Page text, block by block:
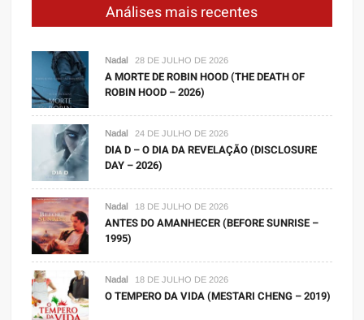
Análises mais recentes
Nadal 28 DE JULHO DE 2026
A MORTE DE ROBIN HOOD (THE DEATH OF
ROBIN HOOD – 2026)
Nadal 24 DE JULHO DE 2026
DIA D – O DIA DA REVELAÇÃO (DISCLOSURE
DAY – 2026)
Nadal 18 DE JULHO DE 2026
ANTES DO AMANHECER (BEFORE SUNRISE –
1995)
Nadal 18 DE JULHO DE 2026
O TEMPERO DA VIDA (MESTARI CHENG – 2019)